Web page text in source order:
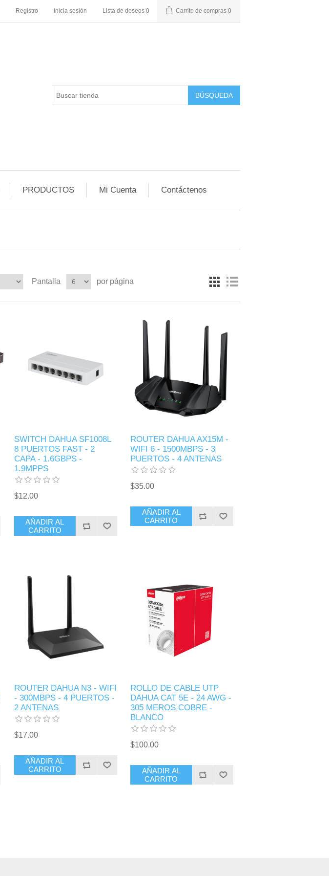
Registro Inicia sesión Lista de deseos 0 Carrito de compras 0
BÚSQUEDA
PRODUCTOS Mi Cuenta Contáctenos
Pantalla por página
SWITCH DAHUA SF1008L
8 PUERTOS FAST - 2
CAPA - 1.6GBPS -
1.9MPPS
$12.00
AÑADIR AL
CARRITO
ROUTER DAHUA AX15M -
WIFI 6 - 1500MBPS - 3
PUERTOS - 4 ANTENAS
$35.00
AÑADIR AL
CARRITO
ROUTER DAHUA N3 - WIFI
- 300MBPS - 4 PUERTOS -
2 ANTENAS
$17.00
AÑADIR AL
CARRITO
ROLLO DE CABLE UTP
DAHUA CAT 5E - 24 AWG -
305 MEROS COBRE -
BLANCO
$100.00
AÑADIR AL
CARRITO